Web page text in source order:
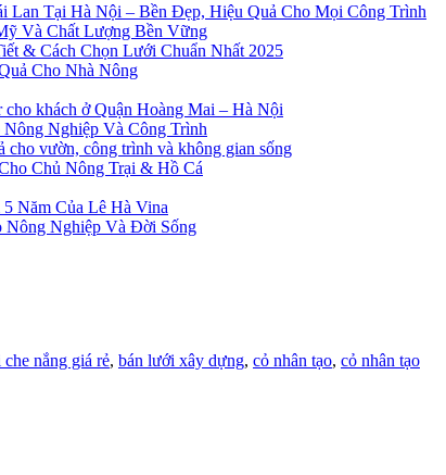
Lan Tại Hà Nội – Bền Đẹp, Hiệu Quả Cho Mọi Công Trình
Và Chất Lượng Bền Vững
& Cách Chọn Lưới Chuẩn Nhất 2025
Cho Nhà Nông
khách ở Quận Hoàng Mai – Hà Nội
Nghiệp Và Công Trình
vườn, công trình và không gian sống
Chủ Nông Trại & Hồ Cá
Năm Của Lê Hà Vina
Nông Nghiệp Và Đời Sống
nắng giá rẻ, bán lưới xây dựng, cỏ nhân tạo, cỏ nhân tạo